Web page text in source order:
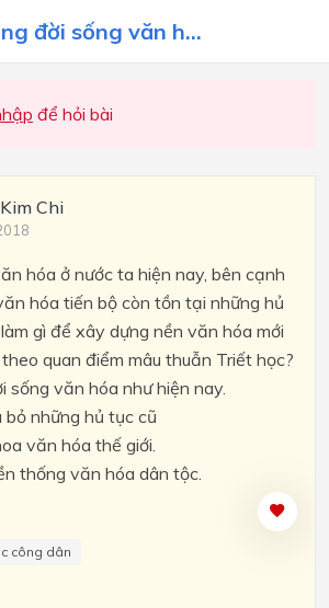
đời sống văn h...
để hỏi bài
Chi
hóa ở nước ta hiện nay, bên cạnh
hóa tiến bộ còn tồn tại những hủ
gì để xây dựng nền văn hóa mới
quan điểm mâu thuẫn Triết học?
sống văn hóa như hiện nay.
những hủ tục cũ
văn hóa thế giới.
thống văn hóa dân tộc.
công dân